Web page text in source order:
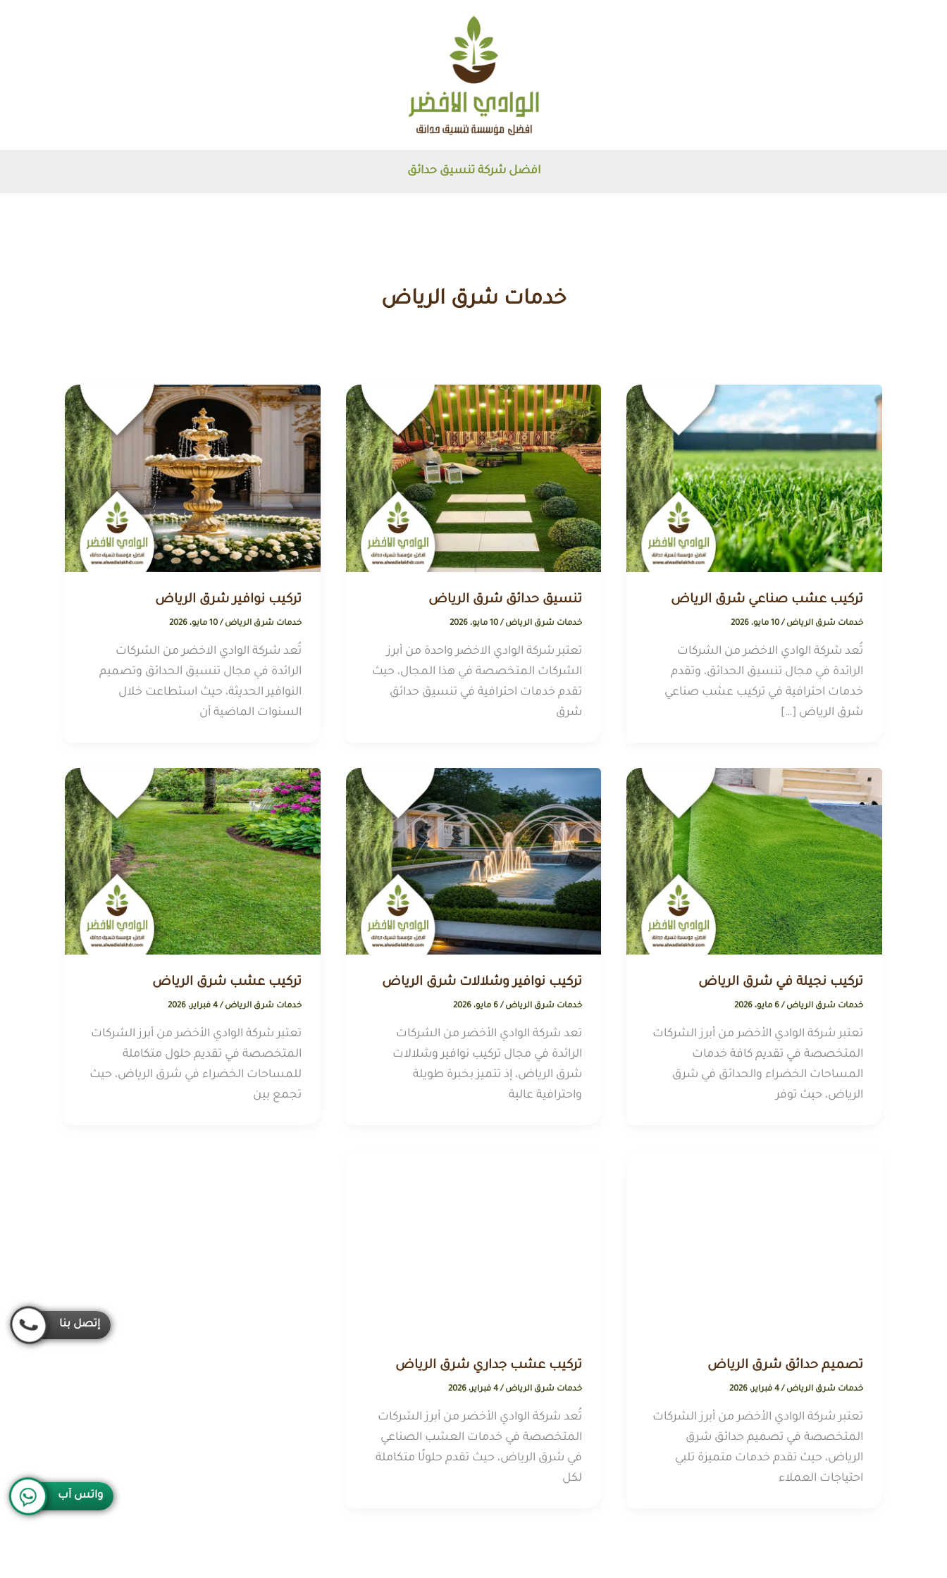
افضل شركة تنسيق حدائق
خدمات شرق الرياض
تركيب عشب صناعي شرق الرياض
خدمات شرق الرياض /10 مايو، 2026
تُعد شركة الوادي الاخضر من الشركات
الرائدة في مجال تنسيق الحدائق، وتقدم
خدمات احترافية في تركيب عشب صناعي
شرق الرياض […]
تنسيق حدائق شرق الرياض
خدمات شرق الرياض /10 مايو، 2026
تعتبر شركة الوادي الاخضر واحدة من أبرز
الشركات المتخصصة في هذا المجال، حيث
تقدم خدمات احترافية في تنسيق حدائق
شرق
تركيب نوافير شرق الرياض
خدمات شرق الرياض /10 مايو، 2026
تُعد شركة الوادي الاخضر من الشركات
الرائدة في مجال تنسيق الحدائق وتصميم
النوافير الحديثة، حيث استطاعت خلال
السنوات الماضية أن
تركيب نجيلة في شرق الرياض
خدمات شرق الرياض /6 مايو، 2026
تعتبر شركة الوادي الأخضر من أبرز الشركات
المتخصصة في تقديم كافة خدمات
المساحات الخضراء والحدائق في شرق
الرياض، حيث توفر
تركيب نوافير وشلالات شرق الرياض
خدمات شرق الرياض /6 مايو، 2026
تعد شركة الوادي الأخضر من الشركات
الرائدة في مجال تركيب نوافير وشلالات
شرق الرياض، إذ تتميز بخبرة طويلة
واحترافية عالية
تركيب عشب شرق الرياض
خدمات شرق الرياض /4 فبراير، 2026
تعتبر شركة الوادي الأخضر من أبرز الشركات
المتخصصة في تقديم حلول متكاملة
للمساحات الخضراء في شرق الرياض، حيث
تجمع بين
تصميم حدائق شرق الرياض
خدمات شرق الرياض /4 فبراير، 2026
تعتبر شركة الوادي الأخضر من أبرز الشركات
المتخصصة في تصميم حدائق شرق
الرياض، حيث تقدم خدمات متميزة تلبي
احتياجات العملاء
تركيب عشب جداري شرق الرياض
خدمات شرق الرياض /4 فبراير، 2026
تُعد شركة الوادي الأخضر من أبرز الشركات
المتخصصة في خدمات العشب الصناعي
في شرق الرياض، حيث تقدم حلولًا متكاملة
لكل
واتس آب
إتصل بنا